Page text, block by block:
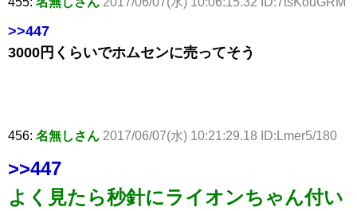
>>447
3000円くらいでホムセンに売ってそう
456: 名無しさん 2017/06/07(水) 10:21:29.18 ID:Lmer5/180
>>447
よく見たら秒針にライオンちゃん付い